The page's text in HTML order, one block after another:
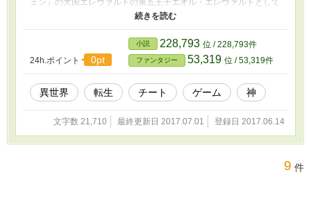
転生する。しかし、エレヴァルドはよくあるファンタジーゲームや
間で、緑豊かな土地で大きな戦なんて八百年くらい起こってないけ
ど「魔国」。これはそんなエレヴァルド国の中でエオルと、エオル
の近衛であり主従愛なんだか恋なんだか非常に間際らしい思いを寄
せているディーア・ベルンハルトを始めとする周りの人々とのなん
やかんやで騒がしい日々のお話。 ※ボーイズラブは普段は匂わす
程度ですが、たまにガッツリ描写あります。 ※2.設定変更のため一
部改稿致しました。(2016.6.22) ※3.「なろう」様、カクヨム様に
も投稿しています。
24h.ポイント 0pt
小説 228,793 位 / 228,793件
ファンタジー 53,319 位 / 53,319件
異世界 転生 チート ゲーム 神
文字数 21,710 最終更新日 2017.07.01 登録日 2017.06.14
9 件